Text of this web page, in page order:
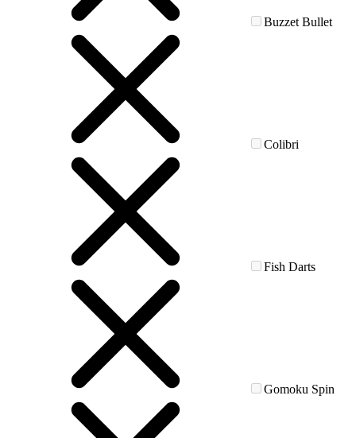
Buzzet Bullet
Colibri
Fish Darts
Gomoku Spin